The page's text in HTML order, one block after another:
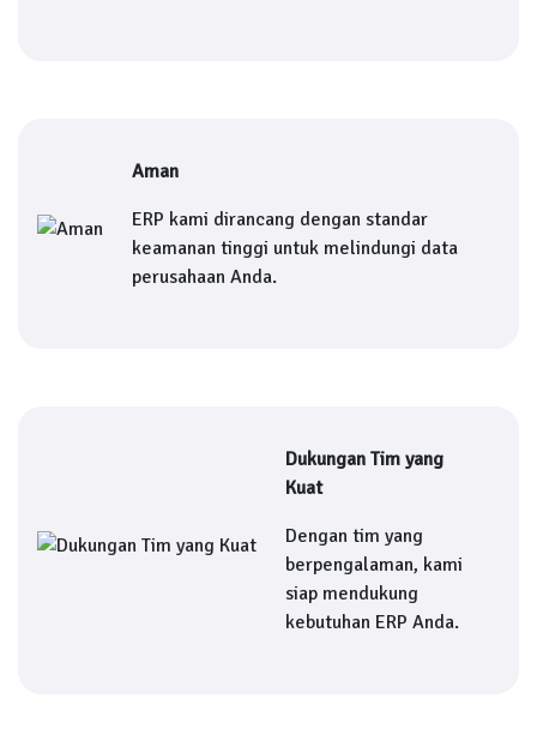
Aman
ERP kami dirancang dengan standar
keamanan tinggi untuk melindungi data
perusahaan Anda.
Dukungan Tim yang
Kuat
Dengan tim yang
berpengalaman, kami
siap mendukung
kebutuhan ERP Anda.